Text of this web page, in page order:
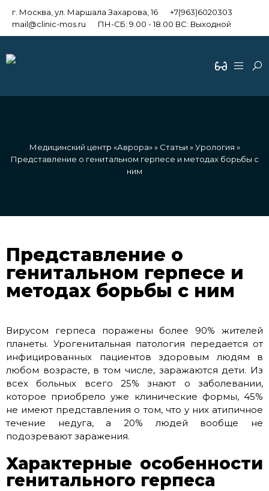
г. Москва, ул. Маршала Захарова, 16
+7(963)6020303
mail@clinic-mos.ru
ПН-СБ: 9.00 - 18.00 ВС: Выходной
Медицинский центр «Аврора»» Статьи »Урология »
Представление о генитальном герпесе и методах борьбы с
ним
Представление о
генитальном герпесе и
методах борьбы с ним
Вирусом герпеса поражены более 90% жителей
планеты. Урогенитальная патология передается от
инфицированных пациентов здоровым людям в
любом возрасте, в том числе, заражаются дети. Из
всех больных всего 25% знают о заболевании,
которое приобрело уже клинические формы, 45%
не имеют представления о том, что у них атипичное
течение недуга, а 20% людей вообще не
подозревают заражения.
Характерные особенности
генитального герпеса